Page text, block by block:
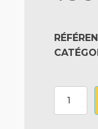
quantité